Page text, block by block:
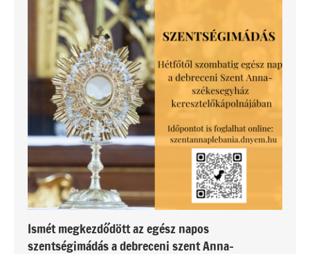
Ismét megkezdődött az egész napos
szentségimádás a debreceni szent Anna-